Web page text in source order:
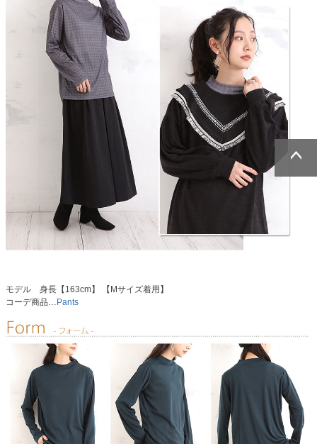
モデル 身長【163cm】 【Mサイズ着用】
コーデ商品…Pants